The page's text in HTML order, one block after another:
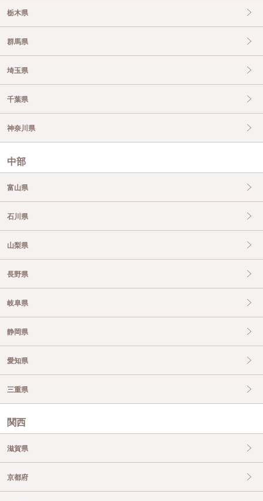
栃木県
群馬県
埼玉県
千葉県
神奈川県
中部
富山県
石川県
山梨県
長野県
岐阜県
静岡県
愛知県
三重県
関西
滋賀県
京都府